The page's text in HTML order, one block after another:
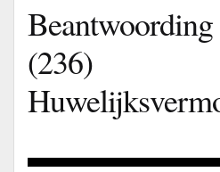
Beantwoording
(236)